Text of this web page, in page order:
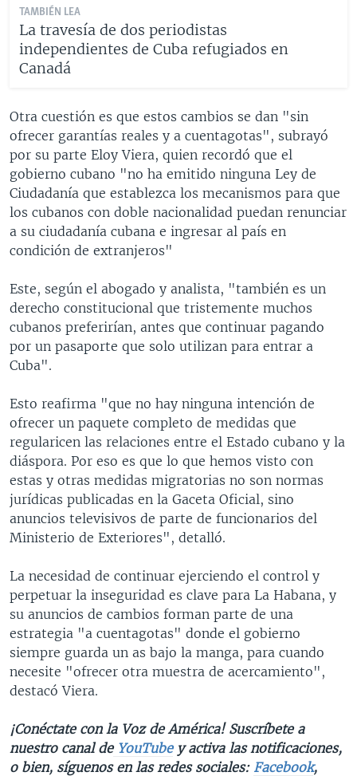
TAMBIÉN LEA
La travesía de dos periodistas
independientes de Cuba refugiados en
Canadá
Otra cuestión es que estos cambios se dan "sin
ofrecer garantías reales y a cuentagotas", subrayó
por su parte Eloy Viera, quien recordó que el
gobierno cubano "no ha emitido ninguna Ley de
Ciudadanía que establezca los mecanismos para que
los cubanos con doble nacionalidad puedan renunciar
a su ciudadanía cubana e ingresar al país en
condición de extranjeros"
Este, según el abogado y analista, "también es un
derecho constitucional que tristemente muchos
cubanos preferirían, antes que continuar pagando
por un pasaporte que solo utilizan para entrar a
Cuba".
Esto reafirma "que no hay ninguna intención de
ofrecer un paquete completo de medidas que
regularicen las relaciones entre el Estado cubano y la
diáspora. Por eso es que lo que hemos visto con
estas y otras medidas migratorias no son normas
jurídicas publicadas en la Gaceta Oficial, sino
anuncios televisivos de parte de funcionarios del
Ministerio de Exteriores", detalló.
La necesidad de continuar ejerciendo el control y
perpetuar la inseguridad es clave para La Habana, y
su anuncios de cambios forman parte de una
estrategia "a cuentagotas" donde el gobierno
siempre guarda un as bajo la manga, para cuando
necesite "ofrecer otra muestra de acercamiento",
destacó Viera.
¡Conéctate con la Voz de América! Suscríbete a
nuestro canal deYouTubey activa las notificaciones,
o bien, síguenos en las redes sociales: Facebook,